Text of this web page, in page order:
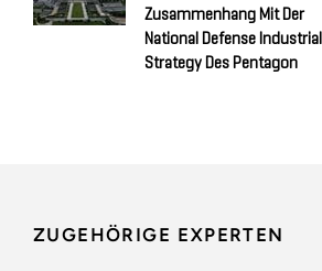
Zusammenhang Mit Der
National Defense Industrial
Strategy Des Pentagon
ZUGEHÖRIGE EXPERTEN